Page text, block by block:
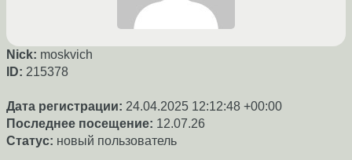
Nick: moskvich
ID: 215378
Дата регистрации: 24.04.2025 12:12:48 +00:00
Последнее посещение: 12.07.26
Статус: новый пользователь